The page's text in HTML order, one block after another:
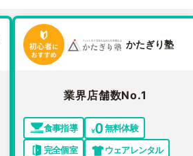
かたぎり塾
業界店舗数No.1
食事指導
無料体験
完全個室
ウェアレンタル